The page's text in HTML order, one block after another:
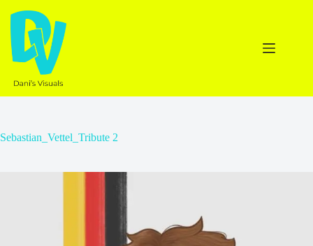
naar
inhoud
Sebastian_Vettel_Tribute 2